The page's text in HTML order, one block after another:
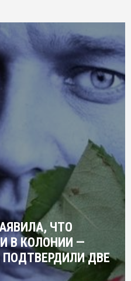
ЧТО
В КОЛОНИИ —
ДВЕ